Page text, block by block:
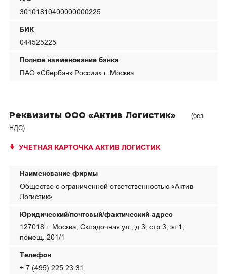
30101810400000000225
БИК
044525225
Полное наименование банка
ПАО «Сбербанк России» г. Москва
Реквизиты ООО «Актив Логистик»
(без
НДС)
УЧЕТНАЯ КАРТОЧКА АКТИВ ЛОГИСТИК
Наименование фирмы
Общество с ограниченной ответственностью «Актив
Логистик»
Юридический/почтовый/фактический адрес
127018 г. Москва, Складочная ул., д.3, стр.3, эт.1,
помещ. 201/1
Телефон
+ 7 (495) 225 23 31